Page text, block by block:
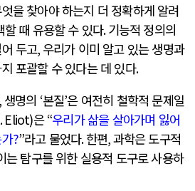
을 찾아야 하는지 더 정확하게 알려
할 때 유용할 수 있다.기능적 정의의
두고, 우리가 이미 알고 있는 생명과
포괄할 수 있다는 데 있다.
, 생명의 ‘본질’은 여전히 철학적 문제일
Eliot)은“우리가 삶을 살아가며 잃어
?”라고 물었다.한편,과학은 도구적
는 탐구를 위한 실용적 도구로 사용하